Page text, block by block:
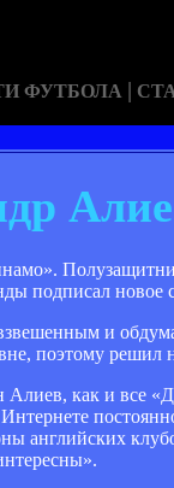
ФУТБОЛА |
подписал
и
поэтому решил
как и все
английских